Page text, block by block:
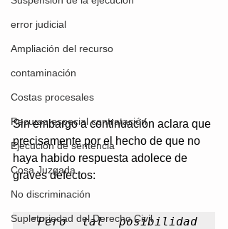
error judicial
Ampliación del recurso
contaminación
Costas procesales
Recurso especial contratación
Ejecución de sentencia
Cosa Juzgada
No discriminación
Supletoriedad del Derecho Civil
Sin embargo a continuación aclara que
precisamente por el hecho de que no
haya habido respuesta adolece de
graves defectos:
"Pero tal posibilidad